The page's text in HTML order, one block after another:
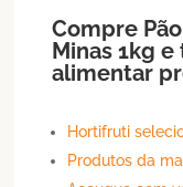
Compre
Minas 1kg e
alimentar
Hortifruti
Produtos da